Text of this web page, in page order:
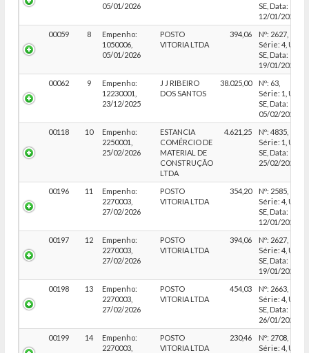
05/01/2026
SE, Data:
12/01/2026
00059
8
Empenho:
1050006,
05/01/2026
POSTO
VITORIA LTDA
394,06
Nº: 2627,
Série: 4, UF:
SE, Data:
19/01/2026
00062
9
Empenho:
12230001,
23/12/2025
J J RIBEIRO
DOS SANTOS
38.025,00
Nº: 63,
Série: 1, UF:
SE, Data:
05/02/2026
00118
10
Empenho:
2250001,
25/02/2026
ESTANCIA
COMÉRCIO DE
MATERIAL DE
CONSTRUÇÃO
LTDA
4.621,25
Nº: 4835,
Série: 1, UF:
SE, Data:
25/02/2026
00196 11
Empenho:
2270003,
27/02/2026
POSTO
VITORIA LTDA
354,20
Nº: 2585,
Série: 4, UF:
SE, Data:
12/01/2026
00197
12
Empenho:
2270003,
27/02/2026
POSTO
VITORIA LTDA
394,06
Nº: 2627,
Série: 4, UF:
SE, Data:
19/01/2026
00198
13
Empenho:
2270003,
27/02/2026
POSTO
VITORIA LTDA
454,03
Nº: 2663,
Série: 4, UF:
SE, Data:
26/01/2026
00199
14
Empenho:
2270003,
POSTO
VITORIA LTDA
230,46
Nº: 2708,
Série: 4, UF: